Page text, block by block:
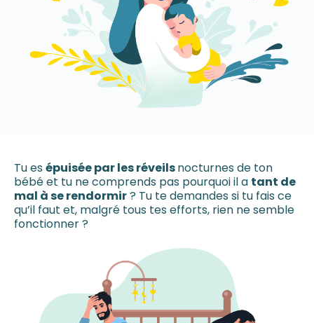
Tu es épuisée par les réveilsnocturnes de ton
bébé et tu ne comprends pas pourquoi il a tant de
mal à se rendormir? Tu te demandes si tu fais ce
qu’il faut et, malgré tous tes efforts, rien ne semble
fonctionner ?